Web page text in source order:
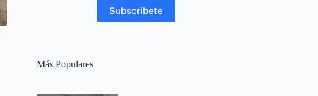
Subscribete
Más Populares